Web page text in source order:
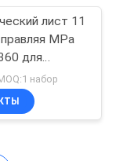
лист 11
MPa
для
20mm
набор